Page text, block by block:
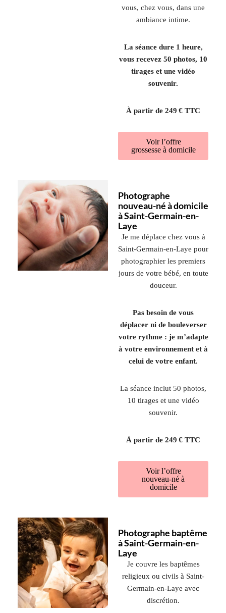
vous, chez vous, dans une
ambiance intime.
La séance dure 1 heure,
vous recevez 50 photos, 10
tirages et une vidéo
souvenir.
À partir de 249 € TTC
Voir l’offre
grossesse à domicile
Photographe
nouveau-né à domicile
à Saint-Germain-en-
Laye
Je me déplace chez vous à
Saint-Germain-en-Laye pour
photographier les premiers
jours de votre bébé, en toute
douceur.
Pas besoin de vous
déplacer ni de bouleverser
votre rythme : je m’adapte
à votre environnement et à
celui de votre enfant.
La séance inclut 50 photos,
10 tirages et une vidéo
souvenir.
À partir de 249 € TTC
Voir l’offre
nouveau-né à
domicile
Photographe baptême
à Saint-Germain-en-
Laye
Je couvre les baptêmes
religieux ou civils à Saint-
Germain-en-Laye avec
discrétion.